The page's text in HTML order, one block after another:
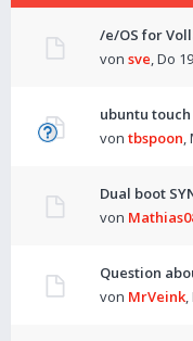
/e/OS for
von sve,Do
ubuntu
von tbspoon,
Dual boot
von
Question
von MrVeink,